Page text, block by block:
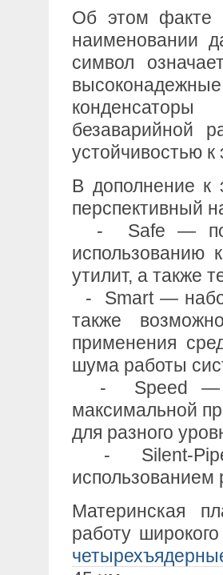
Об этом факте
наименовании
символ
безаварийной
устойчивостью
В дополнение к
перспективный
- Safe —
использованию
утилит, а также
- Smart —
также
применения
шума работы
- Speed —
максимальной
для разного
- Silent-Pipe
использованием
Материнская
работу